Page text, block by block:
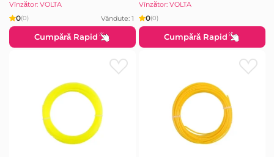
Vînzător: VOLTA
0(0) Vândute: 1
Cumpără Rapid
Vînzător: VOLTA
0(0)
Cumpără Rapid